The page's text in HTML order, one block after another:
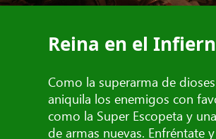
Reina en el
Como la superarma de
aniquila los enemigos con
como la Super Escopeta y
de armas nuevas. Enfréntate